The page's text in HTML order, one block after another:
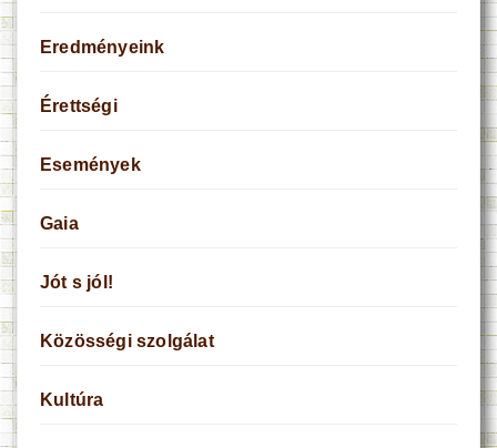
Eredményeink
Érettségi
Események
Gaia
Jót s jól!
Közösségi szolgálat
Kultúra